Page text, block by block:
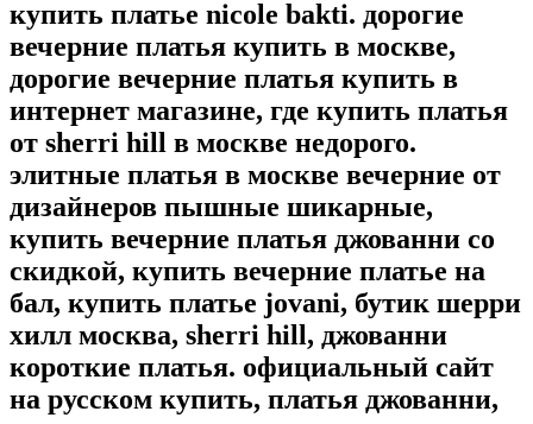
купить платье nicole bakti. дорогие
вечерние платья купить в москве,
дорогие вечерние платья купить в
интернет магазине, где купить платья
от sherri hill в москве недорого.
элитные платья в москве вечерние от
дизайнеров пышные шикарные,
купить вечерние платья джованни со
скидкой, купить вечерние платье на
бал, купить платье jovani, бутик шерри
хилл москва, sherri hill, джованни
короткие платья. официальный сайт
на русском купить, платья джованни,